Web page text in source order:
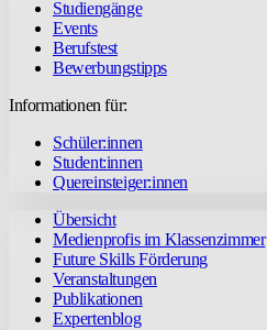
Studiengänge
Events
Berufstest
Bewerbungstipps
Informationen für:
Schüler:innen
Student:innen
Quereinsteiger:innen
Übersicht
Medienprofis im Klassenzimmer
Future Skills Förderung
Veranstaltungen
Publikationen
Expertenblog